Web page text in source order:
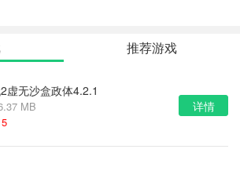
推荐游戏
虚无沙盒政体4.2.1
MB
详情